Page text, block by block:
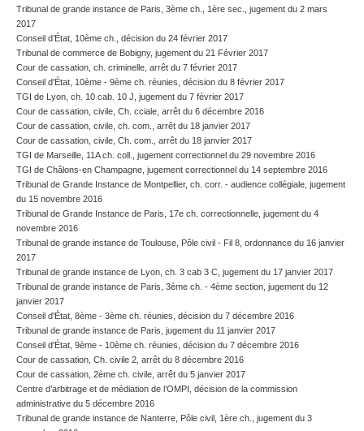
Tribunal de grande instance de Paris, 3ème ch., 1ère sec., jugement du 2 mars
2017
Conseil d’État, 10ème ch., décision du 24 février 2017
Tribunal de commerce de Bobigny, jugement du 21 Février 2017
Cour de cassation, ch. criminelle, arrêt du 7 février 2017
Conseil d'État, 10ème - 9ème ch. réunies, décision du 8 février 2017
TGI de Lyon, ch. 10 cab. 10 J, jugement du 7 février 2017
Cour de cassation, civile, Ch. cciale, arrêt du 6 décembre 2016
Cour de cassation, civile, ch. com., arrêt du 18 janvier 2017
Cour de cassation, civile, Ch. com., arrêt du 18 janvier 2017
TGI de Marseille, 11A ch. coll., jugement correctionnel du 29 novembre 2016
TGI de Châlons-en Champagne, jugement correctionnel du 14 septembre 2016
Tribunal de Grande Instance de Montpellier, ch. corr. - audience collégiale, jugement
du 15 novembre 2016
Tribunal de Grande Instance de Paris, 17e ch. correctionnelle, jugement du 4
novembre 2016
Tribunal de grande instance de Toulouse, Pôle civil - Fil 8, ordonnance du 16 janvier
2017
Tribunal de grande instance de Lyon, ch. 3 cab 3 C, jugement du 17 janvier 2017
Tribunal de grande instance de Paris, 3ème ch. - 4ème section, jugement du 12
janvier 2017
Conseil d'État, 8ème - 3ème ch. réunies, décision du 7 décembre 2016
Tribunal de grande instance de Paris, jugement du 11 janvier 2017
Conseil d'État, 9ème - 10ème ch. réunies, décision du 7 décembre 2016
Cour de cassation, Ch. civile 2, arrêt du 8 décembre 2016
Cour de cassation, 2ème ch. civile, arrêt du 5 janvier 2017
Centre d’arbitrage et de médiation de l’OMPI, décision de la commission
administrative du 5 décembre 2016
Tribunal de grande instance de Nanterre, Pôle civil, 1ère ch., jugement du 3